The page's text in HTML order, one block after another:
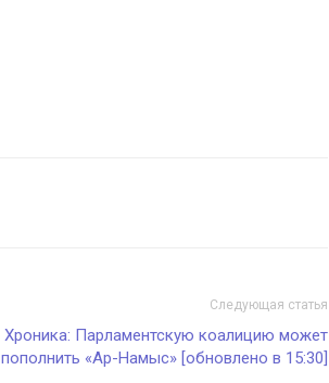
Следующая статья
Хроника: Парламентскую коалицию может
пополнить «Ар-Намыс» [обновлено в 15:30]